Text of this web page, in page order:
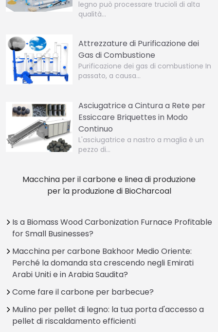
legno può processare trucioli di alta
qualità…
Attrezzature di Purificazione dei
Gas di Combustione
Purificazione dei gas di combustione In
passato, a causa…
Asciugatrice a Cintura a Rete per
Essiccare Briquettes in Modo
Continuo
L'asciugatrice a nastro a maglia è un
pezzo di…
Macchina per il carbone e linea di produzione
per la produzione di BioCharcoal
Is a Biomass Wood Carbonization Furnace Profitable
for Small Businesses?
Macchina per carbone Bakhoor Medio Oriente:
Perché la domanda sta crescendo negli Emirati
Arabi Uniti e in Arabia Saudita?
Come fare il carbone per barbecue?
Mulino per pellet di legno: la tua porta d'accesso a
pellet di riscaldamento efficienti